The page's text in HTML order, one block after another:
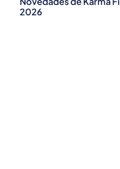
2026